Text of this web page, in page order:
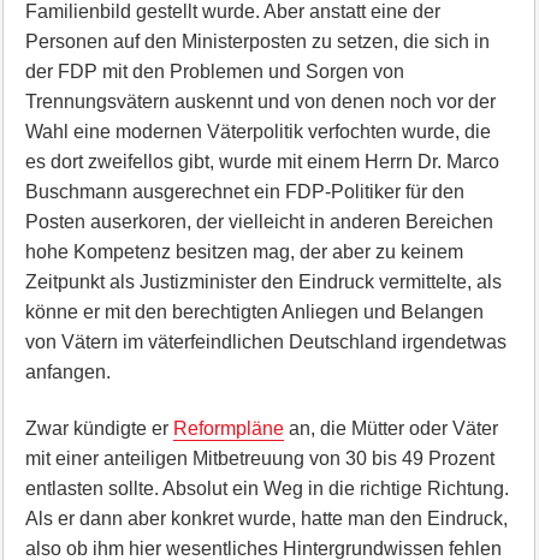
Familienbild gestellt wurde. Aber anstatt eine der
Personen auf den Ministerposten zu setzen, die sich in
der FDP mit den Problemen und Sorgen von
Trennungsvätern auskennt und von denen noch vor der
Wahl eine modernen Väterpolitik verfochten wurde, die
es dort zweifellos gibt, wurde mit einem Herrn Dr. Marco
Buschmann ausgerechnet ein FDP-Politiker für den
Posten auserkoren, der vielleicht in anderen Bereichen
hohe Kompetenz besitzen mag, der aber zu keinem
Zeitpunkt als Justizminister den Eindruck vermittelte, als
könne er mit den berechtigten Anliegen und Belangen
von Vätern im väterfeindlichen Deutschland irgendetwas
anfangen.
Zwar kündigte er Reformplänean, die Mütter oder Väter
mit einer anteiligen Mitbetreuung von 30 bis 49 Prozent
entlasten sollte. Absolut ein Weg in die richtige Richtung.
Als er dann aber konkret wurde, hatte man den Eindruck,
also ob ihm hier wesentliches Hintergrundwissen fehlen